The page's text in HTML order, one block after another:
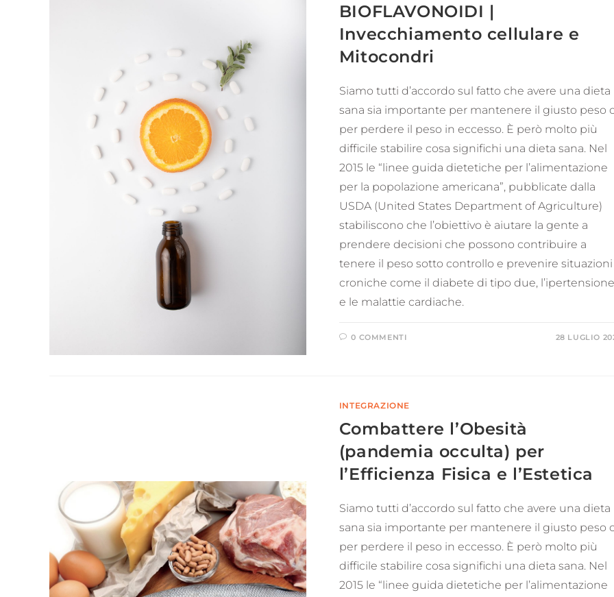
BIOFLAVONOIDI |
Invecchiamento cellulare e
Mitocondri
Siamo tutti d’accordo sul fatto che avere una dieta
sana sia importante per mantenere il giusto peso
per perdere il peso in eccesso. È però molto più
difficile stabilire cosa significhi una dieta sana. Nel
2015 le “linee guida dietetiche per l’alimentazione
per la popolazione americana”, pubblicate dalla
USDA (United States Department of Agriculture)
stabiliscono che l’obiettivo è aiutare la gente a
prendere decisioni che possono contribuire a
tenere il peso sotto controllo e prevenire situazioni
croniche come il diabete di tipo due, l’ipertensione
e le malattie cardiache.
0 COMMENTI 28 LUGLIO
INTEGRAZIONE
Combattere l’Obesità
(pandemia occulta) per
l’Efficienza Fisica e l’Estetica
Siamo tutti d’accordo sul fatto che avere una dieta
sana sia importante per mantenere il giusto peso
per perdere il peso in eccesso. È però molto più
difficile stabilire cosa significhi una dieta sana. Nel
2015 le “linee guida dietetiche per l’alimentazione